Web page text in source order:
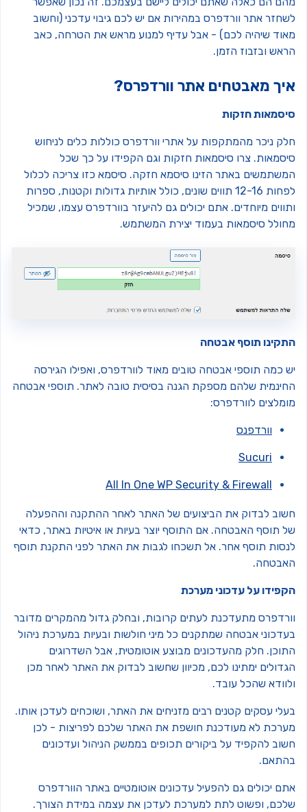
אתר וורדפרס במהירות אם יש לכם גיבוי עדכני (וחשוב
שיהיה לכם) - אבל עדיף למנוע מראש את הטרחה, כאב
ובזבוז הזמן.
מאבטחים אתר וורדפרס?
חזקות
ניכר מהמתקפות על אתרי וורדפרס כוללות כלים לניחוש
צרו סיסמאות חזקות וגם הקפידו על כך שכל
באתר הזינו סיסמא חזקה. סיסמא כזו צריכה לכלול
לפחות 12-16 תווים שונים, כולל אותיות גדולות וקטנות, ספרות
מיוחדים. אתם יכולים גם להיעזר בוורדפרס עצמו, שמכיל
סיסמאות בעמוד יצירת המשתמש.
תוסף אבטחה
כמה תוספי אבטחה טובים מאוד לוורדפרס, ואפילו הגירסה
שלהם מספקת הגנה בסיסית טובה לאתר. תוספי אבטחה
לוורדפרס:
וורדפנס
Sucuri
All In One WP Security & Firewall
לבדוק את הביצועים של האתר לאחר ההתקנה וההפעלה
תוסף האבטחה. אם התוסף יוצר בעיות או איטיות באתר, כדאי
תוסף אחר. אל תשכחו לגבות את האתר לפני התקנת תוסף
על עדכוני מערכת
מתעדכנת לעתים קרובות, ובחלק גדול מהמקרים מדובר
אבטחה שמתקנים כל מיני חולשות ובעיות במערכת ניהול
חלק מהעדכונים מבוצע אוטומטית, אבל השדרוגים
ימתינו לכם, מכיוון שחשוב לבדוק את האתר לאחר מכן
שהכל עובד.
עסקים קטנים רבים מזניחים את האתר, ושוכחים לעדכן אותו.
לא מעודכנת חושפת את האתר שלכם לפריצות - לכן
להקפיד על ביקורים תכופים בממשק הניהול ועדכונים
יכולים גם להפעיל עדכונים אוטומטיים באתר הוורדפרס
ופשוט לתת למערכת לעדכן את עצמה במידת הצורך.